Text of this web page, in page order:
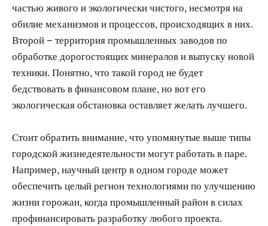
частью живого и экологически чистого, несмотря на
обилие механизмов и процессов, происходящих в них.
Второй – территория промышленных заводов по
обработке дорогостоящих минералов и выпуску новой
техники. Понятно, что такой город не будет
бедствовать в финансовом плане, но вот его
экологическая обстановка оставляет желать лучшего.
Стоит обратить внимание, что упомянутые выше типы
городской жизнедеятельности могут работать в паре.
Например, научный центр в одном городе может
обеспечить целый регион технологиями по улучшению
жизни горожан, когда промышленный район в силах
профинансировать разработку любого проекта.